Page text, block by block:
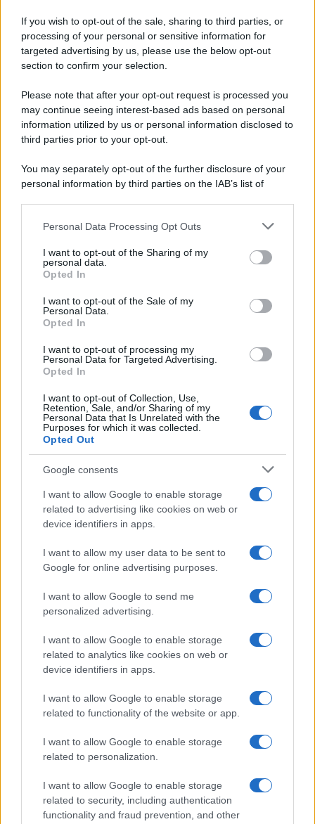
If you wish to opt-out of the sale, sharing to third parties, or
processing of your personal or sensitive information for
targeted advertising by us, please use the below opt-out
section to confirm your selection.
Please note that after your opt-out request is processed you
may continue seeing interest-based ads based on personal
information utilized by us or personal information disclosed to
third parties prior to your opt-out.
You may separately opt-out of the further disclosure of your
personal information by third parties on the IAB’s list of
This information may also be disclosed by us to third parties
disclose it to other third parties.
Please note that this website/app uses one or more Google
services and may gather and store information including but
not limited to your visit or usage behaviour. You may click to
grant or deny consent to Google and its third-party tags to
consent section.
Personal Data Processing Opt Outs
I want to opt-out of the Sharing of my
personal data.
Opted In
I want to opt-out of the Sale of my
Personal Data.
Opted In
I want to opt-out of processing my
Personal Data for Targeted Advertising.
Opted In
I want to opt-out of Collection, Use,
Retention, Sale, and/or Sharing of my
Personal Data that Is Unrelated with the
Purposes for which it was collected.
Opted Out
Google consents
I want to allow Google to enable storage
related to advertising like cookies on web or
device identifiers in apps.
I want to allow my user data to be sent to
Google for online advertising purposes.
I want to allow Google to send me
personalized advertising.
I want to allow Google to enable storage
related to analytics like cookies on web or
device identifiers in apps.
I want to allow Google to enable storage
related to functionality of the website or app.
I want to allow Google to enable storage
related to personalization.
I want to allow Google to enable storage
related to security, including authentication
functionality and fraud prevention, and other
NEWS
La notte di San Lorenzo quest’anno
potrebbe sorprendere più del previsto
Lo sapevi che...
Meteo weekend 7-9 agosto: il
secondo di agosto porta grosse novità
per chi andrà in montagna
Una località di montagna vuole attirare
nomadi digitali con case e spazi di co-
working
“Vinted dei viaggi”: ora puoi acquistare
vacanze già prenotate risparmiando
CHI
SIAMO
PARTNERSHIP E
ACCREDITAMENTI
© 2026 - VOLOSCONTATO CONSIGLI E DIARI DI VIAGGIO - P.IVA
04827280654 – TESTATA REGISTRATA AL TRIBUNALE DI NOCERA
35792 – ISCRITTA ALL’ANSO (ASSOCIAZIONE NAZIONALE STAMPA
ONLINE)
PRIVACY E NOTIFICHE
MAPPA DEL SITO